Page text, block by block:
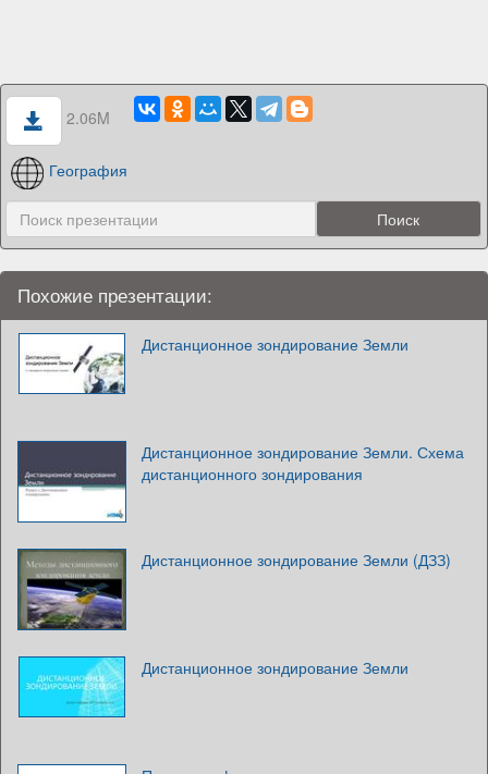
2.06M
География
Похожие презентации:
Дистанционное зондирование Земли
Дистанционное зондирование Земли. Схема
дистанционного зондирования
Дистанционное зондирование Земли (ДЗЗ)
Дистанционное зондирование Земли